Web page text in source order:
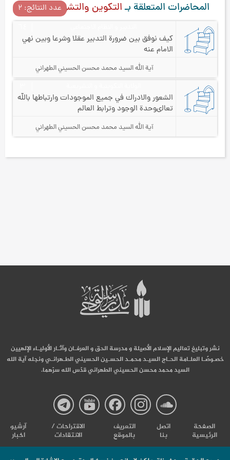
المحاضرات المتعلقة بـالتكوين والتشريععدد النتائج: ۲
كيف نوفق بين ضرورة التدبير عقلا وشرعا وبين نهي
الامام عنه
آية الله السيد محمد محسن الحسيني الطهراني
الشعور والادراك في جميع الموجودات وارتباطها بالله
تعالىوحدة الوجود وترابط العالم
آية الله السيد محمد محسن الحسيني الطهراني
نشر وتبليغ تعاليم الإسلام الأصيلة و مدرسة الحق و العرفـان وآثـار الأوليـاء الإلهيين
خصـوصًـا العلـامة الحـاج السيـد محمـد الحسـين الحسيني الطـهرانـي ونجله آية الله
السيد محمد محسن الحسيني الطهراني قدّس الله سرّهما.
صفحة
صفحة
صفحة
صفحة
الصفحة
الرئيسية
اتصل
بنا
التعریف
بالموقع
الاقتراحات /
الانتقادات
آرشیو
اخبار